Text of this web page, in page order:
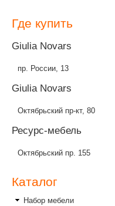
Где купить
Giulia Novars
пр. России, 13
Giulia Novars
Октябрьский пр-кт, 80
Ресурс-мебель
Октябрьский пр. 155
Каталог
Набор мебели